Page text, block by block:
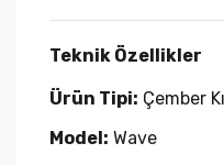
Teknik Özellikler
Ürün Tipi: Çember
Model: Wave